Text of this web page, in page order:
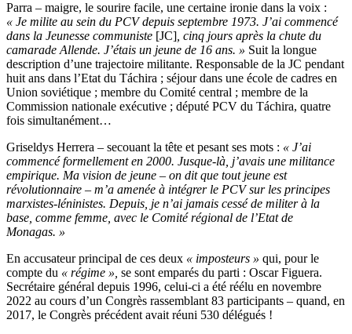
Parra – maigre, le sourire facile, une certaine ironie dans la voix :
« Je milite au sein du PCV depuis septembre 1973. J’ai commencé
dans la Jeunesse communiste [JC] , cinq jours après la chute du
camarade Allende. J’étais un jeune de 16 ans. » Suit la longue
description d’une trajectoire militante. Responsable de la JC pendant
huit ans dans l’Etat du Táchira ; séjour dans une école de cadres en
Union soviétique ; membre du Comité central ; membre de la
Commission nationale exécutive ; député PCV du Táchira, quatre
fois simultanément…
Griseldys Herrera – secouant la tête et pesant ses mots : « J’ai
commencé formellement en 2000. Jusque-là, j’avais une militance
empirique. Ma vision de jeune – on dit que tout jeune est
révolutionnaire – m’a amenée à intégrer le PCV sur les principes
marxistes-léninistes. Depuis, je n’ai jamais cessé de militer à la
base, comme femme, avec le Comité régional de l’Etat de
Monagas. »
En accusateur principal de ces deux « imposteurs » qui, pour le
compte du « régime », se sont emparés du parti : Oscar Figuera.
Secrétaire général depuis 1996, celui-ci a été réélu en novembre
2022 au cours d’un Congrès rassemblant 83 participants – quand, en
2017, le Congrès précédent avait réuni 530 délégués !